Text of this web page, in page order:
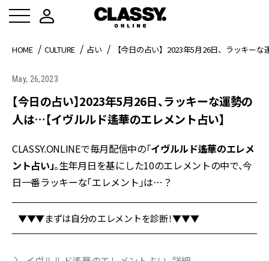
HOME CULTURE 占い 【今日の占い】2023年5月26日、ラッキー
May, 26,2023
【今日の占い】2023年5月26日、ラッキーな運勢の
人は…【イヴルルド遙華のエレメント占い】
CLASSY.ONLINEで毎月配信中の「イヴルルド遙華のエレメ
ント占い」。生年月日を基にした10のエレメントの中で、今
日一番ラッキーな「エレメント」は…？
▼▼▼まずは自分のエレメントを診断！▼▼▼